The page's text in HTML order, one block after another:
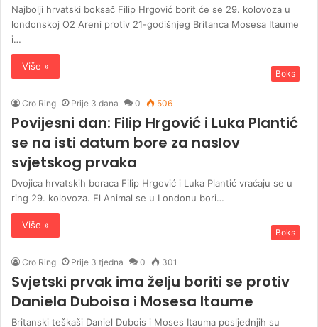
Najbolji hrvatski boksač Filip Hrgović borit će se 29. kolovoza u
londonskoj O2 Areni protiv 21-godišnjeg Britanca Mosesa Itaume
i…
Više »
Boks
Cro Ring Prije 3 dana 0 506
Povijesni dan: Filip Hrgović i Luka Plantić
se na isti datum bore za naslov
svjetskog prvaka
Dvojica hrvatskih boraca Filip Hrgović i Luka Plantić vraćaju se u
ring 29. kolovoza. El Animal se u Londonu bori…
Više »
Boks
Cro Ring Prije 3 tjedna 0 301
Svjetski prvak ima želju boriti se protiv
Daniela Duboisa i Mosesa Itaume
Britanski teškaši Daniel Dubois i Moses Itauma posljednjih su